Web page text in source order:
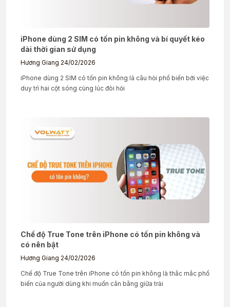
iPhone dùng 2 SIM có tốn pin không và bí quyết kéo
dài thời gian sử dụng
Hương Giang 24/02/2026
iPhone dùng 2 SIM có tốn pin không là câu hỏi phổ biến bởi việc
duy trì hai cột sóng cùng lúc đòi hỏi
Chế độ True Tone trên iPhone có tốn pin không và
có nên bật
Hương Giang 24/02/2026
Chế độ True Tone trên iPhone có tốn pin không là thắc mắc phổ
biến của người dùng khi muốn cân bằng giữa trải